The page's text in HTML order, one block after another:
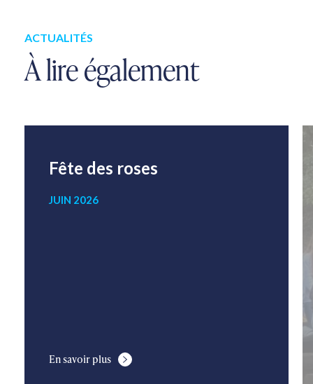
ACTUALITÉS
À lire également
Fête des roses
JUIN 2026
En savoir plus